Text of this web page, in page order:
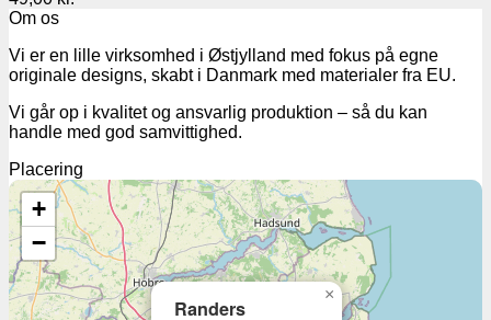
Om os
Vi er en lille virksomhed i Østjylland med fokus på egne
originale designs, skabt i Danmark med materialer fra EU.
Vi går op i kvalitet og ansvarlig produktion – så du kan
handle med god samvittighed.
Placering
Randers
×
+
−